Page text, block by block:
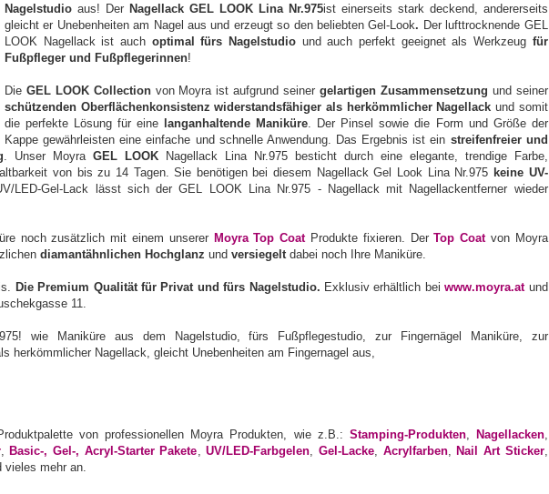
Nagelstudio aus! Der Nagellack GEL LOOK Lina Nr.975ist einerseits stark deckend, andererseits
gleicht er Unebenheiten am Nagel aus und erzeugt so den beliebten Gel-Look. Der lufttrocknende GEL
LOOK Nagellack ist auch optimal fürs Nagelstudio und auch perfekt geeignet als Werkzeug für
Fußpfleger und Fußpflegerinnen!
Die GEL LOOK Collectionvon Moyra ist aufgrund seiner gelartigen Zusammensetzung und seiner
schützenden Oberflächenkonsistenz widerstandsfähiger als herkömmlicher Nagellack und somit
die perfekte Lösung für eine
langanhaltende Maniküre. Der Pinsel sowie die Form und Größe der
Kappe gewährleisten eine einfache und schnelle Anwendung. Das Ergebnis ist ein streifenfreier und
. Unser Moyra GEL LOOKNagellack Lina Nr.975 besticht durch eine elegante, trendige Farbe,
von bis zu 14 Tagen. Sie benötigen bei diesem Nagellack Gel Look Lina Nr.975 keine UV-
LED-Gel-Lack lässt sich der GEL LOOK Lina Nr.975 - Nagellack mit Nagellackentferner wieder
noch zusätzlich mit einem unserer Moyra Top Coat Produkte fixieren. DerTop Coatvon Moyra
diamantähnlichen Hochglanz und versiegelt dabei noch Ihre Maniküre.
Die Premium Qualität für Privat und fürs Nagelstudio. Exklusiv erhältlich beiwww.moyra.atund
11.
von professionellen Moyra Produkten, wie z.B.: Stamping-Produkten, Nagellacken,
, Basic-, Gel-, Acryl-Starter Pakete,UV/LED-Farbgelen, Gel-Lacke, Acrylfarben, Nail Art Sticker,
vieles mehr an.